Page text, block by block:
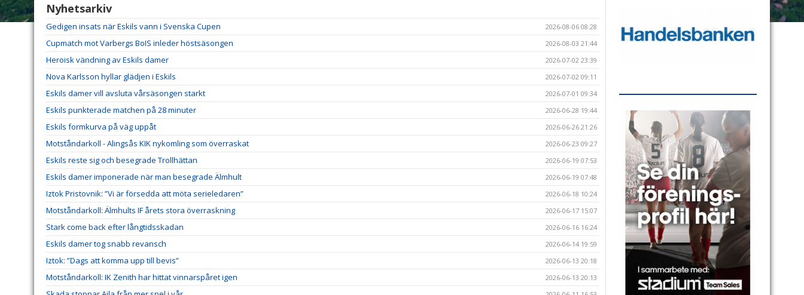
Nyhetsarkiv
Gedigen insats när Eskils vann i Svenska Cupen 2026-08-06 08:28
Cupmatch mot Varbergs BoIS inleder höstsäsongen 2026-08-03 21:44
Heroisk vändning av Eskils damer 2026-07-02 23:39
Nova Karlsson hyllar glädjen i Eskils 2026-07-02 09:11
Eskils damer vill avsluta vårsäsongen starkt 2026-07-01 09:34
Eskils punkterade matchen på 28 minuter 2026-06-28 19:44
Eskils formkurva på väg uppåt 2026-06-26 21:26
Motståndarkoll - Alingsås KIK nykomling som överraskat 2026-06-23 09:27
Eskils reste sig och besegrade Trollhättan 2026-06-19 07:53
Eskils damer imponerade när man besegrade Älmhult 2026-06-19 07:48
Iztok Pristovnik: ”Vi är försedda att möta serieledaren” 2026-06-18 10:24
Motståndarkoll: Älmhults IF årets stora överraskning 2026-06-17 15:07
Stark come back efter långtidsskadan 2026-06-16 16:24
Eskils damer tog snabb revansch 2026-06-14 19:59
Iztok: ”Dags att komma upp till bevis” 2026-06-13 20:18
Motståndarkoll: IK Zenith har hittat vinnarspåret igen 2026-06-13 20:13